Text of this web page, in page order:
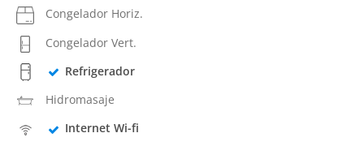
Congelador Horiz.
Congelador Vert.
Refrigerador
Hidromasaje
Internet Wi-fi